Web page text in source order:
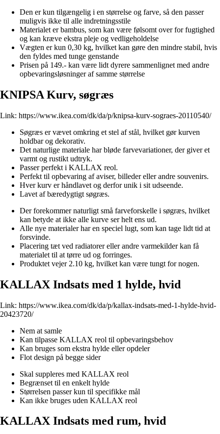
Den er kun tilgængelig i en størrelse og farve, så den passer
muligvis ikke til alle indretningsstile
Materialet er bambus, som kan være følsomt over for fugtighed
og kan kræve ekstra pleje og vedligeholdelse
Vægten er kun 0,30 kg, hvilket kan gøre den mindre stabil, hvis
den fyldes med tunge genstande
Prisen på 149.- kan være lidt dyrere sammenlignet med andre
opbevaringsløsninger af samme størrelse
KNIPSA Kurv, søgræs
Link: https://www.ikea.com/dk/da/p/knipsa-kurv-sograes-20110540/
Søgræs er vævet omkring et stel af stål, hvilket gør kurven
holdbar og dekorativ.
Det naturlige materiale har bløde farvevariationer, der giver et
varmt og rustikt udtryk.
Passer perfekt i KALLAX reol.
Perfekt til opbevaring af aviser, billeder eller andre souvenirs.
Hver kurv er håndlavet og derfor unik i sit udseende.
Lavet af bæredygtigt søgræs.
Der forekommer naturligt små farveforskelle i søgræs, hvilket
kan betyde at ikke alle kurve ser helt ens ud.
Alle nye materialer har en speciel lugt, som kan tage lidt tid at
forsvinde.
Placering tæt ved radiatorer eller andre varmekilder kan få
materialet til at tørre ud og forringes.
Produktet vejer 2.10 kg, hvilket kan være tungt for nogen.
KALLAX Indsats med 1 hylde, hvid
Link: https://www.ikea.com/dk/da/p/kallax-indsats-med-1-hylde-hvid-
20423720/
Nem at samle
Kan tilpasse KALLAX reol til opbevaringsbehov
Kan bruges som ekstra hylde eller opdeler
Flot design på begge sider
Skal suppleres med KALLAX reol
Begrænset til en enkelt hylde
Størrelsen passer kun til specifikke mål
Kan ikke bruges uden KALLAX reol
KALLAX Indsats med rum, hvid